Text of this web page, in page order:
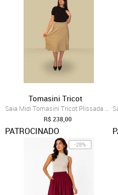
Tomasini Tricot
Saia Midi Tomasini Tricot Plissada CÁQUI
R$ 238,00
PATROCINADO
-28%